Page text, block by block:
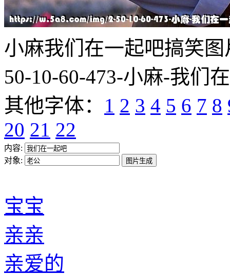
小麻我们在一起吧搞笑图
50-10-60-473-小麻-我们
其他字体： 1 2 3 4 5 6 7 8
20 21 22
内容:
对象:
宝宝
亲亲
亲爱的